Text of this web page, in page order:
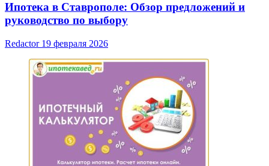
Ипотека в Ставрополе: Обзор предложений и
руководство по выбору
Redactor 19 февраля 2026